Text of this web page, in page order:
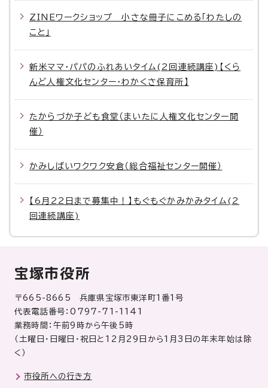
ZINEワークショップ 小さな冊子にこめる「わたしの
こと」
新米ママ・パパのふれあいタイム(2回連続講座)【くら
んど人権文化センター・わかくさ保育所】
たからづか子ども食堂（まいたに人権文化センター開
催）
かみしばいワクワク安倉（総合福祉センター開催）
【6月22日まで募集中！】もぐもぐかみかみタイム(2
回連続講座)
宝塚市役所
〒665-8665 兵庫県宝塚市東洋町1番1号
代表電話番号：0797-71-1141
業務時間：午前9時から午後5時
（土曜日・日曜日・祝日と12月29日から1月3日の年末年始は除
く）
市役所への行き方